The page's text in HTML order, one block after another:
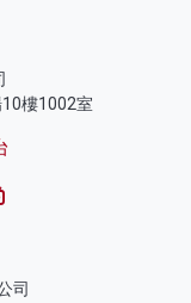
樓1002室
司